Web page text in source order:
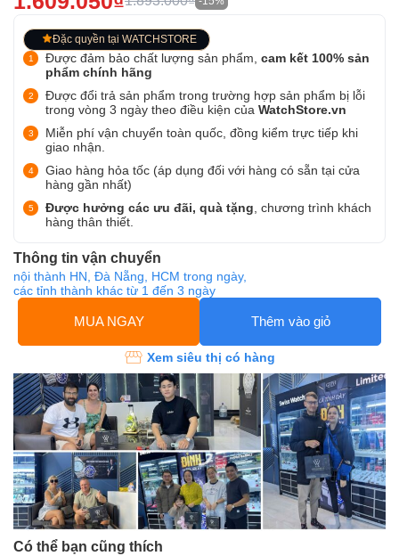
Đặc quyền tại WATCHSTORE
Được đảm bảo chất lượng sản phẩm, cam kết 100% sản
phẩm chính hãng
Được đổi trả sản phẩm trong trường hợp sản phẩm bị lỗi
trong vòng 3 ngày theo điều kiện của WatchStore.vn
Miễn phí vận chuyển toàn quốc, đồng kiểm trực tiếp khi
giao nhận.
Giao hàng hỏa tốc (áp dụng đối với hàng có sẵn tại cửa
hàng gần nhất)
Được hưởng các ưu đãi, quà tặng , chương trình khách
hàng thân thiết.
Thông tin vận chuyển
nội thành HN, Đà Nẵng, HCM trong ngày,
các tỉnh thành khác từ 1 đến 3 ngày
MUA NGAY Thêm vào giỏ
Xem siêu thị có hàng
Có thể bạn cũng thích